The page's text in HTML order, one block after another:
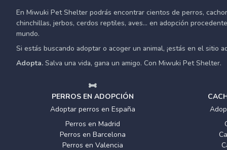
En Miwuki Pet Shelter podrás encontrar cientos de perros,
chinchillas, jerbos, cerdos reptiles, aves... en adopción
mundo.
Si estás buscando adoptar o acoger un animal, ¡estás en el sitio
Adopta. Salva una vida, gana un amigo. Con Miwuki Pet Shelter.
PERROS EN ADOPCIÓN
Adoptar perros en España
Perros en Madrid
Perros en Barcelona
Perros en Valencia